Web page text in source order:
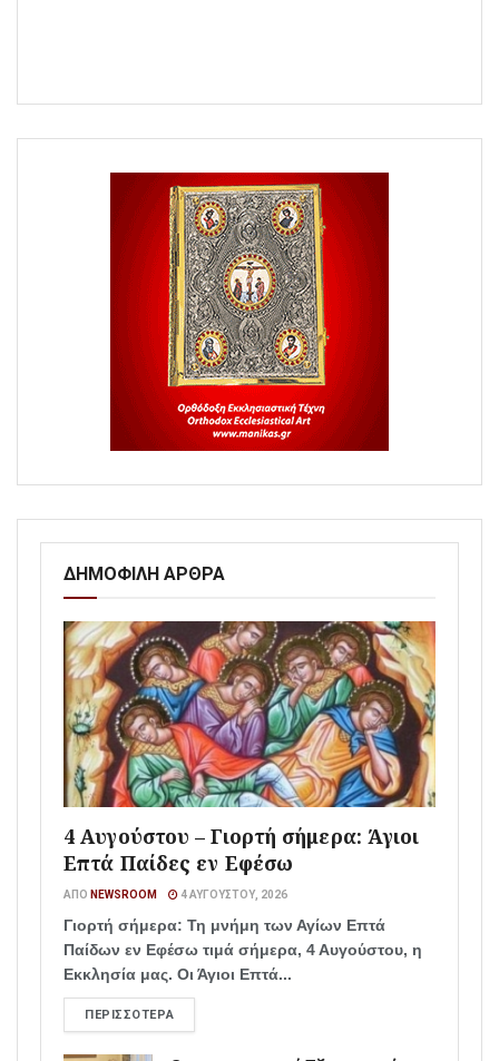
ΔΗΜΟΦΙΛΗ ΑΡΘΡΑ
4 Αυγούστου – Γιορτή σήμερα: Άγιοι
Επτά Παίδες εν Εφέσω
ΑΠΌ NEWSROOM 4 ΑΥΓΟΎΣΤΟΥ, 2026
Γιορτή σήμερα: Τη μνήμη των Αγίων Επτά
Παίδων εν Εφέσω τιμά σήμερα, 4 Αυγούστου, η
Εκκλησία μας. Οι Άγιοι Επτά...
ΠΕΡΙΣΣΌΤΕΡΑ